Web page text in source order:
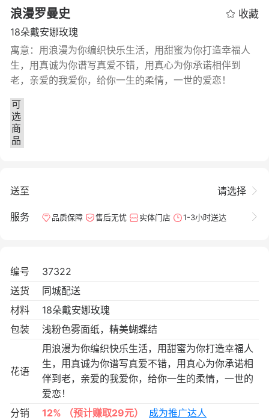
浪漫罗曼史
收藏
18朵戴安娜玫瑰
寓意：用浪漫为你编织快乐生活，用甜蜜为你打造幸福人
生，用真诚为你谱写真爱不错，用真心为你承诺相伴到
老，亲爱的我爱你，给你一生的柔情，一世的爱恋！
可
选
商
品
送至 请选择
服务 品质保障 售后无忧 实体门店 1-3小时送达
编号
37322
送货
同城配送
材料
18朵戴安娜玫瑰
包装
浅粉色雾面纸，精美蝴蝶结
花语
用浪漫为你编织快乐生活，用甜蜜为你打造幸福人
生，用真诚为你谱写真爱不错，用真心为你承诺相
伴到老，亲爱的我爱你，给你一生的柔情，一世的
爱恋！
分销
12% （预计赚取29元） 成为推广达人